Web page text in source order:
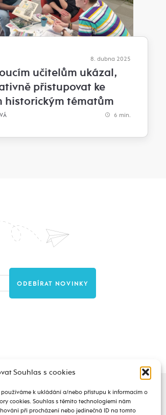
Souhlas s cookies
k ukládání a/nebo přístupu k informacím o
cookies. Souhlas s těmito technologiemi nám
při procházení nebo jedinečná ID na tomto
8. dubna 2025
učitelům ukázal,
přistupovat ke
historickým tématům
6 min.